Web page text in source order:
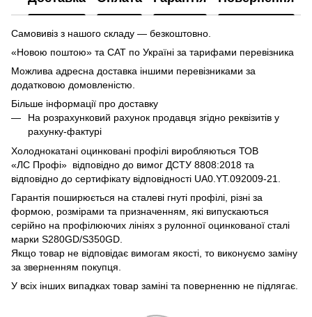
Самовивіз з нашого складу — безкоштовно.
«Новою поштою» та САТ по Україні за тарифами перевізника
Можлива адресна доставка іншими перевізниками за
додатковою домовленістю.
Більше інформації про доставку
На розрахунковий рахунок продавця згідно реквізитів у
рахунку-фактурі
Холоднокатані оцинковані профілі виробляються ТОВ
«ЛC Профі» відповідно до вимог ДСТУ 8808:2018 та
відповідно до сертифікату відповідності UA0.YT.092009-21.
Гарантія поширюється на сталеві гнуті профілі, різні за
формою, розмірами та призначенням, які випускаються
серійно на профілюючих лініях з рулонної оцинкованої сталі
марки S280GD/S350GD.
Якщо товар не відповідає вимогам якості, то виконуємо заміну
за зверненням покупця.
У всіх інших випадках товар заміні та поверненню не підлягає.